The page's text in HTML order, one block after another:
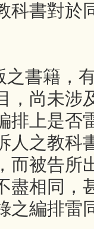
科書對於
之書籍，
，尚未涉
排上是否
人之教科
而被告所
盡相同，
之編排雷